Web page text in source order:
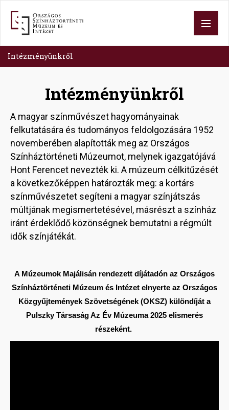
content
Intézményünkről
Intézményünkről
A magyar színművészet hagyományainak
felkutatására és tudományos feldolgozására 1952
novemberében alapították meg az Országos
Színháztörténeti Múzeumot, melynek igazgatójává
Hont Ferencet nevezték ki. A múzeum célkitűzését
a következőképpen határozták meg: a kortárs
színművészetet segíteni a magyar színjátszás
múltjának megismertetésével, másrészt a színház
iránt érdeklődő közönségnek bemutatni a régmúlt
idők színjátékát.
A Múzeumok Majálisán rendezett díjátadón az Országos
Színháztörténeti Múzeum és Intézet elnyerte az Országos
Közgyűjtemények Szövetségének (OKSZ) különdíját a
Pulszky Társaság Az Év Múzeuma 2025 elismerés
részeként.